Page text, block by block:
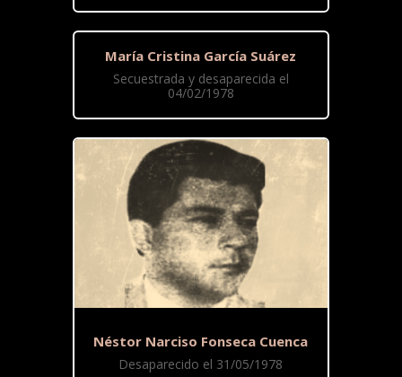
María Cristina García Suárez
Secuestrada y desaparecida el
04/02/1978
Néstor Narciso Fonseca Cuenca
Desaparecido el 31/05/1978